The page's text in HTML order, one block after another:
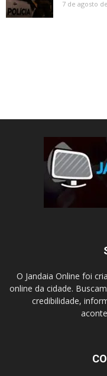
7 de agosto
O Jandaia Online foi
online da cidade.
credibilidade,